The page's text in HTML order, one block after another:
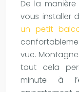
De la
vous installer
un petit
vue.
tout cela
minute à